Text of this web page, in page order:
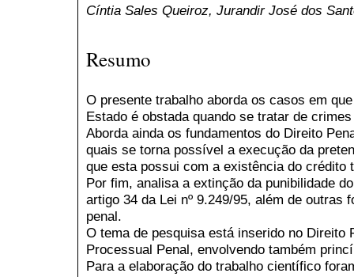
Cíntia Sales Queiroz, Jurandir José dos
Resumo
O presente trabalho aborda os casos em
Estado é obstada quando se tratar de
Aborda ainda os fundamentos do Direito
quais se torna possível a execução da
que esta possui com a existência do crédito
Por fim, analisa a extinção da punibilidade
artigo 34 da Lei nº 9.249/95, além de outras
penal.
O tema de pesquisa está inserido no Direito
Processual Penal, envolvendo também
Para a elaboração do trabalho científico